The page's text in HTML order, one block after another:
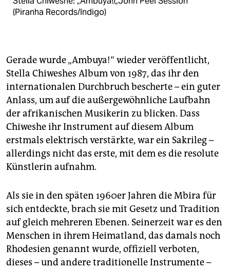
(Piranha Records/Indigo)
Gerade wurde „Ambuya!“ wieder veröffentlicht,
Stella Chiweshes Album von 1987, das ihr den
internationalen Durchbruch bescherte – ein guter
Anlass, um auf die außergewöhnliche Laufbahn
der afrikanischen Musikerin zu blicken. Dass
Chiweshe ihr Instrument auf diesem Album
erstmals elektrisch verstärkte, war ein Sakrileg –
allerdings nicht das erste, mit dem es die resolute
Künstlerin aufnahm.
Als sie in den späten 1960er Jahren die Mbira für
sich entdeckte, brach sie mit Gesetz und Tradition
auf gleich mehreren Ebenen. Seinerzeit war es den
Menschen in ihrem Heimatland, das damals noch
Rhodesien genannt wurde, offiziell verboten,
dieses – und andere traditionelle Instrumente –